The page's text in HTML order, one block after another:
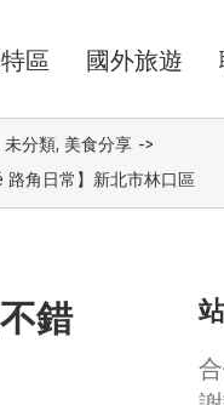
區 國外旅遊
未分類, 美食分享 ->
路角日常】新北市林口區
錯